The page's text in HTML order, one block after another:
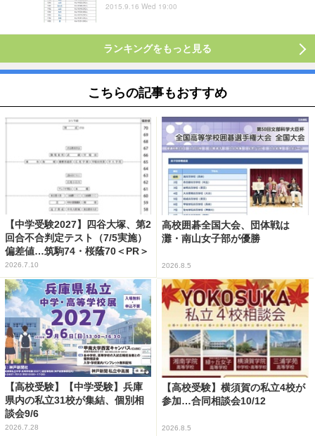
2015.9.16 Wed 19:00
ランキングをもっと見る
こちらの記事もおすすめ
【中学受験2027】四谷大塚、第2
回合不合判定テスト（7/5実施）
偏差値…筑駒74・桜蔭70＜PR＞
2026.7.10
高校囲碁全国大会、団体戦は
灘・南山女子部が優勝
2026.8.5
【高校受験】【中学受験】兵庫
県内の私立31校が集結、個別相
談会9/6
2026.7.28
【高校受験】横須賀の私立4校が
参加…合同相談会10/12
2026.8.5